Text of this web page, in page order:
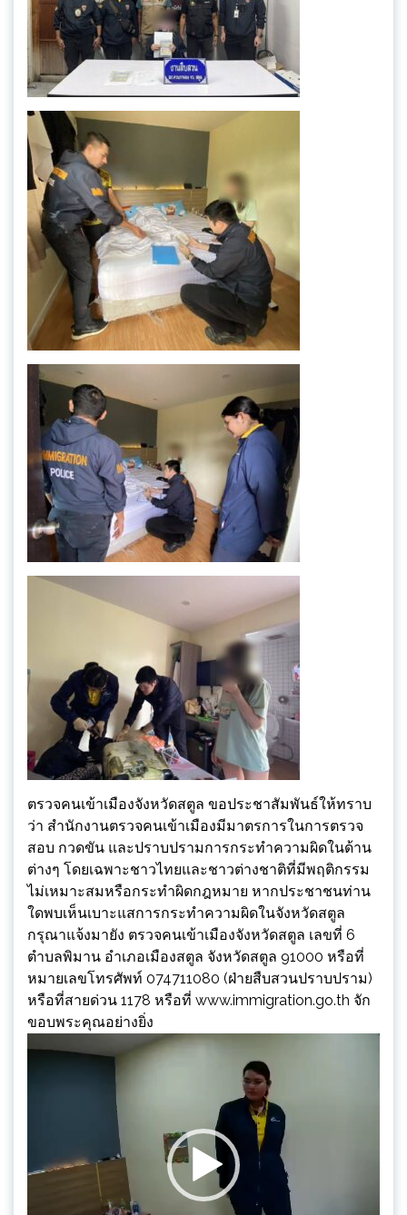
ตรวจคนเข้าเมืองจังหวัดสตูล ขอประชาสัมพันธ์ให้ทราบ
ว่า สำนักงานตรวจคนเข้าเมืองมีมาตรการในการตรวจ
สอบ กวดขัน และปราบปรามการกระทำความผิดในด้าน
ต่างๆ โดยเฉพาะชาวไทยและชาวต่างชาติที่มีพฤติกรรม
ไม่เหมาะสมหรือกระทำผิดกฎหมาย หากประชาชนท่าน
ใดพบเห็นเบาะแสการกระทำความผิดในจังหวัดสตูล
กรุณาแจ้งมายัง ตรวจคนเข้าเมืองจังหวัดสตูล เลขที่ 6
ตำบลพิมาน อำเภอเมืองสตูล จังหวัดสตูล 91000 หรือที่
หมายเลขโทรศัพท์ 074711080 (ฝ่ายสืบสวนปราบปราม)
หรือที่สายด่วน 1178 หรือที่ www.immigration.go.th จัก
ขอบพระคุณอย่างยิ่ง